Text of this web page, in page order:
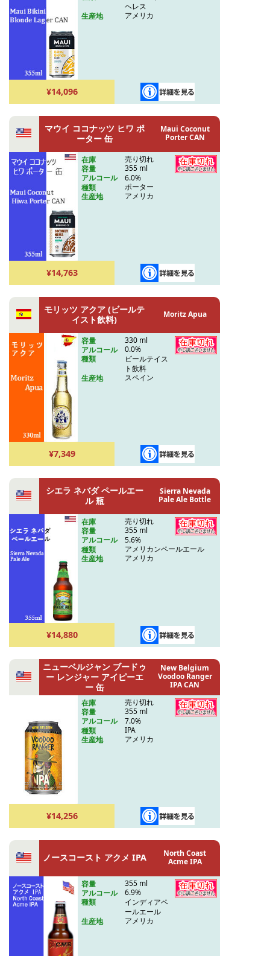
ヘレス
生産地
アメリカ
¥14,096
マウイ ココナッツ ヒワ ポ
ーター 缶
Maui Coconut
Porter CAN
在庫
売り切れ
容量
355 ml
アルコール
6.0%
種類
ポーター
生産地
アメリカ
¥14,763
モリッツ アクア (ビールテ
イスト飲料)
Moritz Apua
容量
330 ml
アルコール
0.0%
種類
ビールテイス
ト飲料
生産地
スペイン
¥7,349
シエラ ネバダ ペールエー
ル 瓶
Sierra Nevada
Pale Ale Bottle
在庫
売り切れ
容量
355 ml
アルコール
5.6%
種類
アメリカンペールエール
生産地
アメリカ
¥14,880
ニューベルジャン ブードゥ
ー レンジャー アイピーエ
ー 缶
New Belgium
Voodoo Ranger
IPA CAN
在庫
売り切れ
容量
355 ml
アルコール
7.0%
種類
IPA
生産地
アメリカ
¥14,256
ノースコースト アクメ IPA
North Coast
Acme IPA
容量
355 ml
アルコール
6.9%
種類
インディアペ
ールエール
生産地
アメリカ